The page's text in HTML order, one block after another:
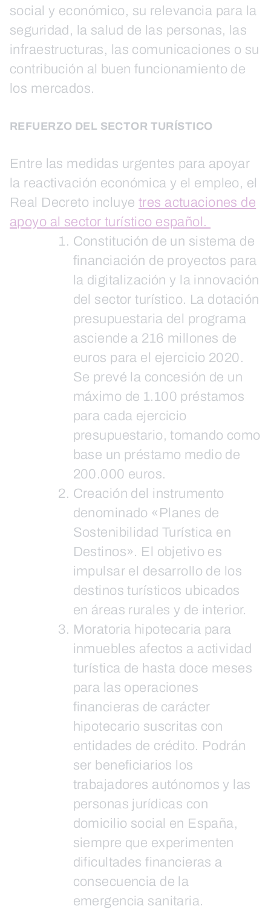
social y económico, su relevancia para la
seguridad, la salud de las personas, las
infraestructuras, las comunicaciones o su
contribución al buen funcionamiento de
los mercados.
REFUERZO DEL SECTOR TURÍSTICO
Entre las medidas urgentes para apoyar
la reactivación económica y el empleo, el
Real Decreto incluyetres actuaciones de
apoyo al sector turístico español.
Constitución de un sistema de
financiación de proyectos para
la digitalización y la innovación
del sector turístico. La dotación
presupuestaria del programa
asciende a 216 millones de
euros para el ejercicio 2020.
Se prevé la concesión de un
máximo de 1.100 préstamos
para cada ejercicio
presupuestario, tomando como
base un préstamo medio de
200.000 euros.
Creación del instrumento
denominado «Planes de
Sostenibilidad Turística en
Destinos». El objetivo es
impulsar el desarrollo de los
destinos turísticos ubicados
en áreas rurales y de interior.
Moratoria hipotecaria para
inmuebles afectos a actividad
turística de hasta doce meses
para las operaciones
financieras de carácter
hipotecario suscritas con
entidades de crédito. Podrán
ser beneficiarios los
trabajadores autónomos y las
personas jurídicas con
domicilio social en España,
siempre que experimenten
dificultades financieras a
consecuencia de la
emergencia sanitaria.